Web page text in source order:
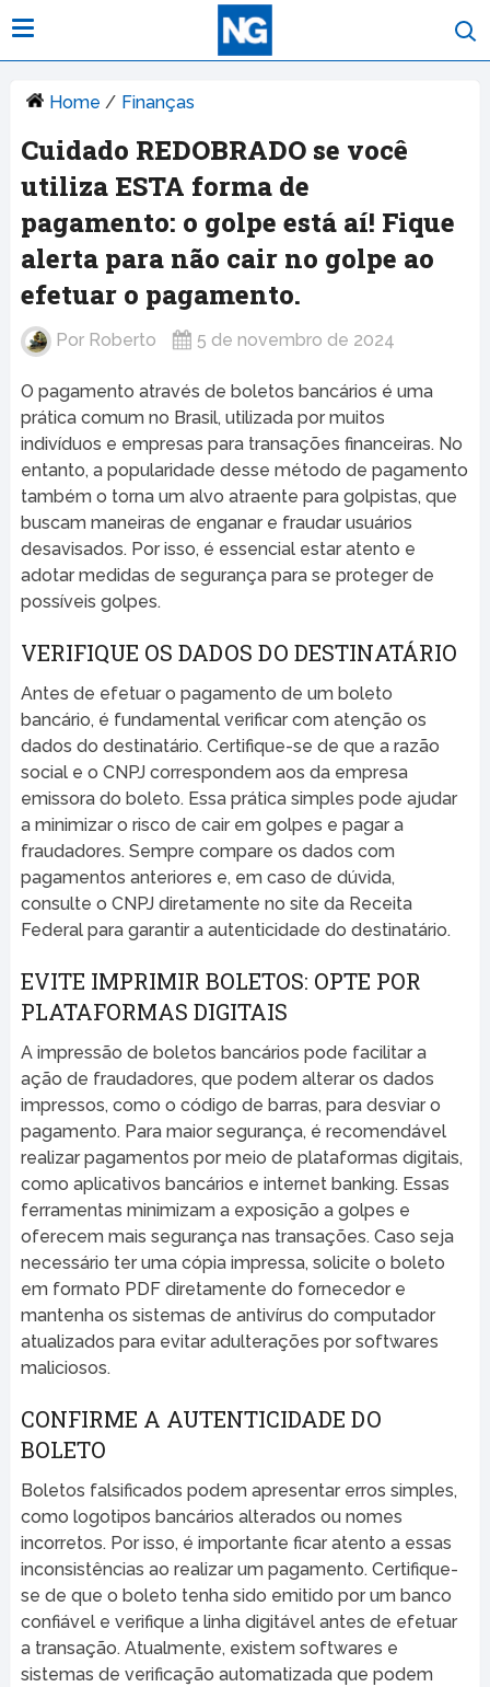
Home / Finanças
Cuidado REDOBRADO se você
utiliza ESTA forma de
pagamento: o golpe está aí! Fique
alerta para não cair no golpe ao
efetuar o pagamento.
Por Roberto 5 de novembro de 2024
O pagamento através de boletos bancários é uma
prática comum no Brasil, utilizada por muitos
indivíduos e empresas para transações financeiras. No
entanto, a popularidade desse método de pagamento
também o torna um alvo atraente para golpistas, que
buscam maneiras de enganar e fraudar usuários
desavisados. Por isso, é essencial estar atento e
adotar medidas de segurança para se proteger de
possíveis golpes.
VERIFIQUE OS DADOS DO DESTINATÁRIO
Antes de efetuar o pagamento de um boleto
bancário, é fundamental verificar com atenção os
dados do destinatário. Certifique-se de que a razão
social e o CNPJ correspondem aos da empresa
emissora do boleto. Essa prática simples pode ajudar
a minimizar o risco de cair em golpes e pagar a
fraudadores. Sempre compare os dados com
pagamentos anteriores e, em caso de dúvida,
consulte o CNPJ diretamente no site da Receita
Federal para garantir a autenticidade do destinatário.
EVITE IMPRIMIR BOLETOS: OPTE POR
PLATAFORMAS DIGITAIS
A impressão de boletos bancários pode facilitar a
ação de fraudadores, que podem alterar os dados
impressos, como o código de barras, para desviar o
pagamento. Para maior segurança, é recomendável
realizar pagamentos por meio de plataformas digitais,
como aplicativos bancários e internet banking. Essas
ferramentas minimizam a exposição a golpes e
oferecem mais segurança nas transações. Caso seja
necessário ter uma cópia impressa, solicite o boleto
em formato PDF diretamente do fornecedor e
mantenha os sistemas de antivírus do computador
atualizados para evitar adulterações por softwares
maliciosos.
CONFIRME A AUTENTICIDADE DO
BOLETO
Boletos falsificados podem apresentar erros simples,
como logotipos bancários alterados ou nomes
incorretos. Por isso, é importante ficar atento a essas
inconsistências ao realizar um pagamento. Certifique-
se de que o boleto tenha sido emitido por um banco
confiável e verifique a linha digitável antes de efetuar
a transação. Atualmente, existem softwares e
sistemas de verificação automatizada que podem